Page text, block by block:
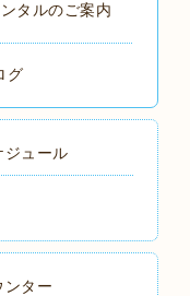
タルのご案内
グ
ジュール
ンター